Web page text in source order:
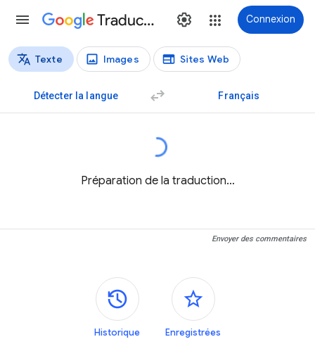
Traduction Connexion
Types de traductions
Texte Images Sites Web
Détecter la langue Français
Préparation de la traduction…
Envoyer des commentaires
Panneaux latéraux
Historique Enregistrées